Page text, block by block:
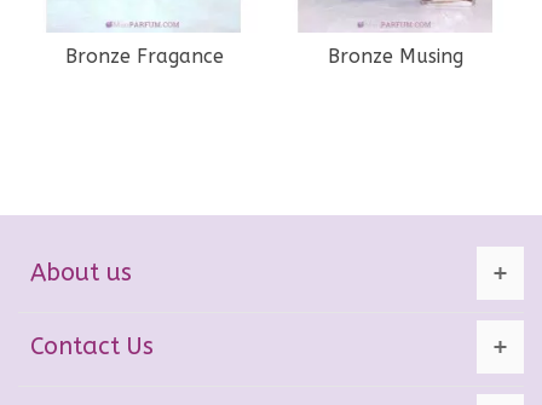
Bronze Fragance Bronze Musing
About us
Contact Us